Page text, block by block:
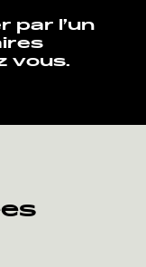
par l’un
vous.